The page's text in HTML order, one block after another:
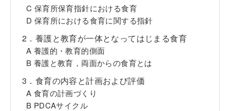
C 保育所保育指針における食育
D 保育所における食育に関する指針
2．養護と教育が一体となってはじまる食育
A 養護的・教育的側面
B 養護と教育，両面からの食育とは
3．食育の内容と計画および評価
A 食育の計画づくり
B PDCAサイクル